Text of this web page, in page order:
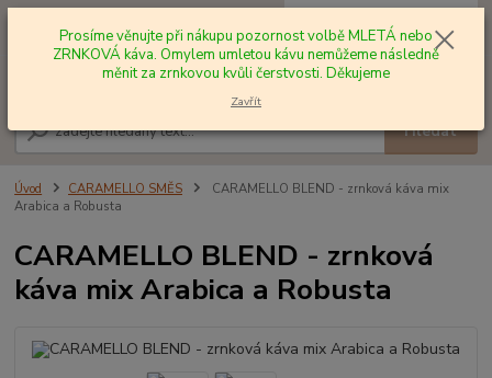
Hledat
+420 602 577 209 za0,00 Kč
Úvod CARAMELLO SMĚS
CARAMELLO BLEND - zrnková káva mix
Arabica a Robusta
CARAMELLO BLEND - zrnková
káva mix Arabica a Robusta
Prosíme věnujte při nákupu pozornost volbě MLETÁ nebo
ZRNKOVÁ káva. Omylem umletou kávu nemůžeme následně
měnit za zrnkovou kvůli čerstvosti. Děkujeme
Zavřít